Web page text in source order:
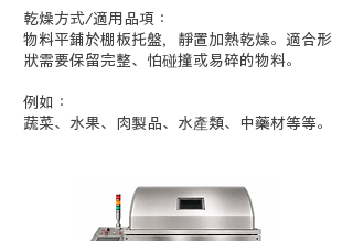
乾燥方式/適用品項：
物料平鋪於棚板托盤，靜置加熱乾燥。適合形
狀需要保留完整、怕碰撞或易碎的物料。
例如：
蔬菜、水果、肉製品、水產類、中藥材等等。